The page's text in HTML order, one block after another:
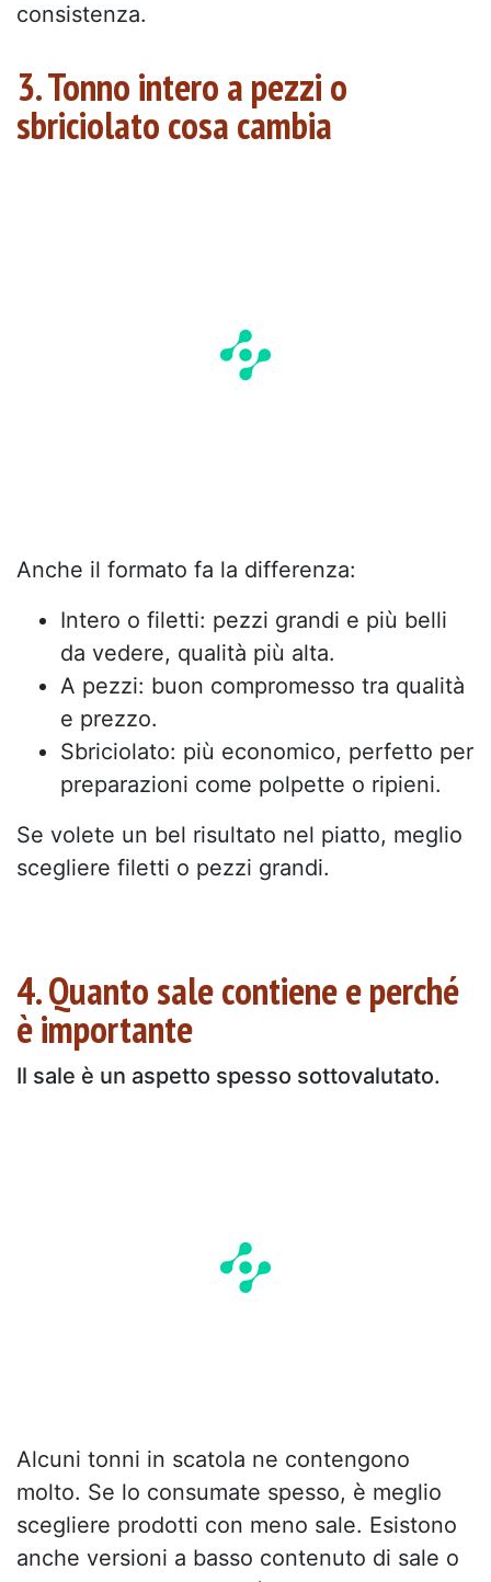
consistenza.
3. Tonno intero a pezzi o
sbriciolato cosa cambia
Anche il formato fa la differenza:
Intero o filetti: pezzi grandi e più belli
da vedere, qualità più alta.
A pezzi: buon compromesso tra qualità
e prezzo.
Sbriciolato: più economico, perfetto per
preparazioni come polpette o ripieni.
Se volete un bel risultato nel piatto, meglio
scegliere filetti o pezzi grandi.
4. Quanto sale contiene e perché
è importante
Il sale è un aspetto spesso sottovalutato.
Alcuni tonni in scatola ne contengono
molto. Se lo consumate spesso, è meglio
scegliere prodotti con meno sale. Esistono
anche versioni a basso contenuto di sale o